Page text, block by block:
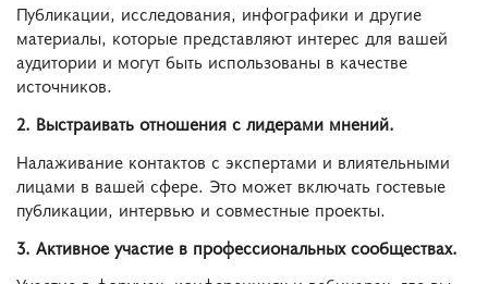
Публикации, исследования, инфографики и другие
материалы, которые представляют интерес для вашей
аудитории и могут быть использованы в качестве
источников.
2. Выстраивать отношения с лидерами мнений.
Налаживание контактов с экспертами и влиятельными
лицами в вашей сфере. Это может включать гостевые
публикации, интервью и совместные проекты.
3. Активное участие в профессиональных сообществах.